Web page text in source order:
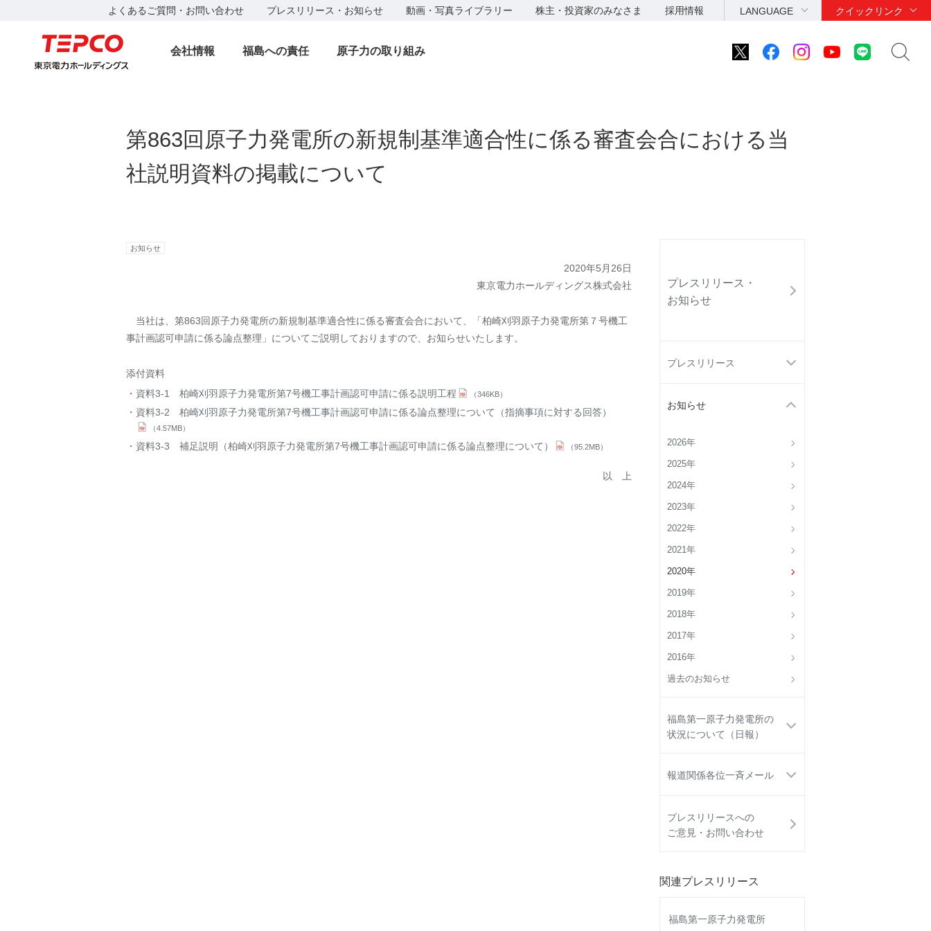
よくあるご質問・お問い合わせ プレスリリース・お知らせ 動画・写真ライブラリー 株主・投資家のみなさま 採用情報 LANGUAGE クイックリンク
会社情報 福島への責任 原子力の取り組み
プレスリリース・
お知らせ
プレスリリース
お知らせ
2026年
2025年
2024年
2023年
2022年
2021年
2020年
2019年
2018年
2017年
2016年
過去のお知らせ
福島第一原子力発電所の
状況について（日報）
報道関係各位一斉メール
プレスリリースへの
ご意見・お問い合わせ
関連プレスリリース
福島第一原子力発電所
第863回原子力発電所の新規制基準適合性に係る審査会合における当
社説明資料の掲載について
お知らせ
2020年5月26日
東京電力ホールディングス株式会社
当社は、第863回原子力発電所の新規制基準適合性に係る審査会合において、「柏崎刈羽原子力発電所第７号機工
事計画認可申請に係る論点整理」についてご説明しておりますので、お知らせいたします。
添付資料
資料3-1 柏崎刈羽原子力発電所第7号機工事計画認可申請に係る説明工程
（346KB）
資料3-2 柏崎刈羽原子力発電所第7号機工事計画認可申請に係る論点整理について（指摘事項に対する回答）
（4.57MB）
資料3-3 補足説明（柏崎刈羽原子力発電所第7号機工事計画認可申請に係る論点整理について） （95.2MB）
以 上